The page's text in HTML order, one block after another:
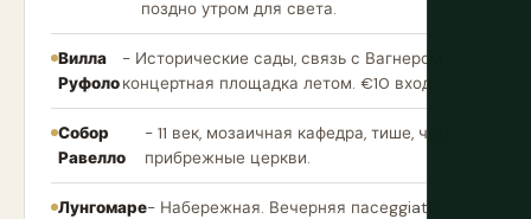
поздно утром для света.
Вилла
Руфоло
- Исторические сады, связь с Вагнером,
концертная площадка летом. €10 вход.
Собор
Равелло
- 11 век, мозаичная кафедра, тише, чем
прибрежные церкви.
Лунгомаре- Набережная. Вечерняя пасеggiata.